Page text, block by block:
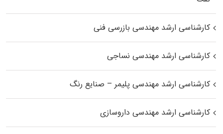
کارشناسی ارشد مهندسی بازرسی فنی
کارشناسی ارشد مهندسی نساجی
کارشناسی ارشد مهندسی پلیمر – صنایع رنگ
کارشناسی ارشد مهندسی داروسازی